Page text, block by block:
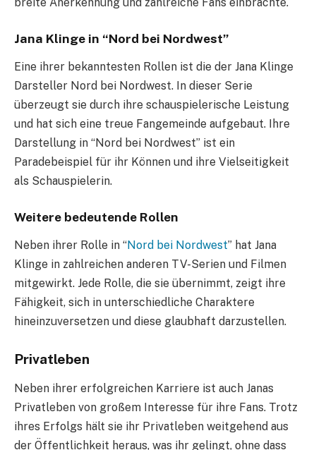
Jana Klinge in “Nord bei Nordwest”
Eine ihrer bekanntesten Rollen ist die der Jana Klinge
Darsteller Nord bei Nordwest. In dieser Serie
überzeugt sie durch ihre schauspielerische Leistung
und hat sich eine treue Fangemeinde aufgebaut. Ihre
Darstellung in “Nord bei Nordwest” ist ein
Paradebeispiel für ihr Können und ihre Vielseitigkeit
als Schauspielerin.
Weitere bedeutende Rollen
Neben ihrer Rolle in “Nord bei Nordwest” hat Jana
Klinge in zahlreichen anderen TV-Serien und Filmen
mitgewirkt. Jede Rolle, die sie übernimmt, zeigt ihre
Fähigkeit, sich in unterschiedliche Charaktere
hineinzuversetzen und diese glaubhaft darzustellen.
Privatleben
Neben ihrer erfolgreichen Karriere ist auch Janas
Privatleben von großem Interesse für ihre Fans. Trotz
ihres Erfolgs hält sie ihr Privatleben weitgehend aus
der Öffentlichkeit heraus, was ihr gelingt, ohne dass